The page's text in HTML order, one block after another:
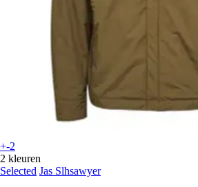
+-2
2 kleuren
Selected Jas Slhsawyer